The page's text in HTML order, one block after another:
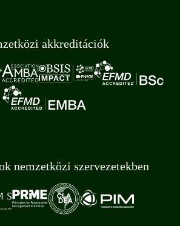
akkreditációk
nemzetközi szervezetekben